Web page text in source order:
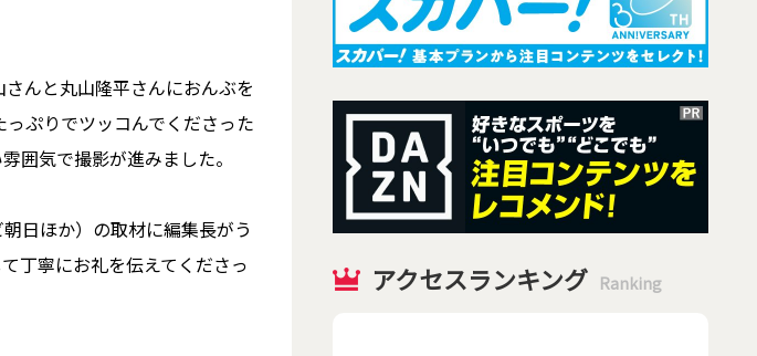
んと丸山隆平さんにおんぶを
ぷりでツッコんでくださった
囲気で撮影が進みました。
日ほか）の取材に編集長がう
丁寧にお礼を伝えてくださっ
アクセスランキング Ranking